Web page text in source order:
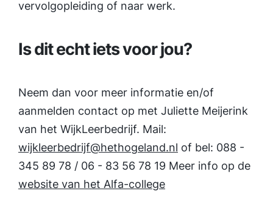
vervolgopleiding of naar werk.
Is dit echt iets voor jou?
Neem dan voor meer informatie en/of
aanmelden contact op met Juliette Meijerink
van het WijkLeerbedrijf. Mail:
wijkleerbedrijf@hethogeland.nl of bel: 088 -
345 89 78 / 06 - 83 56 78 19 Meer info op de
website van het Alfa-college